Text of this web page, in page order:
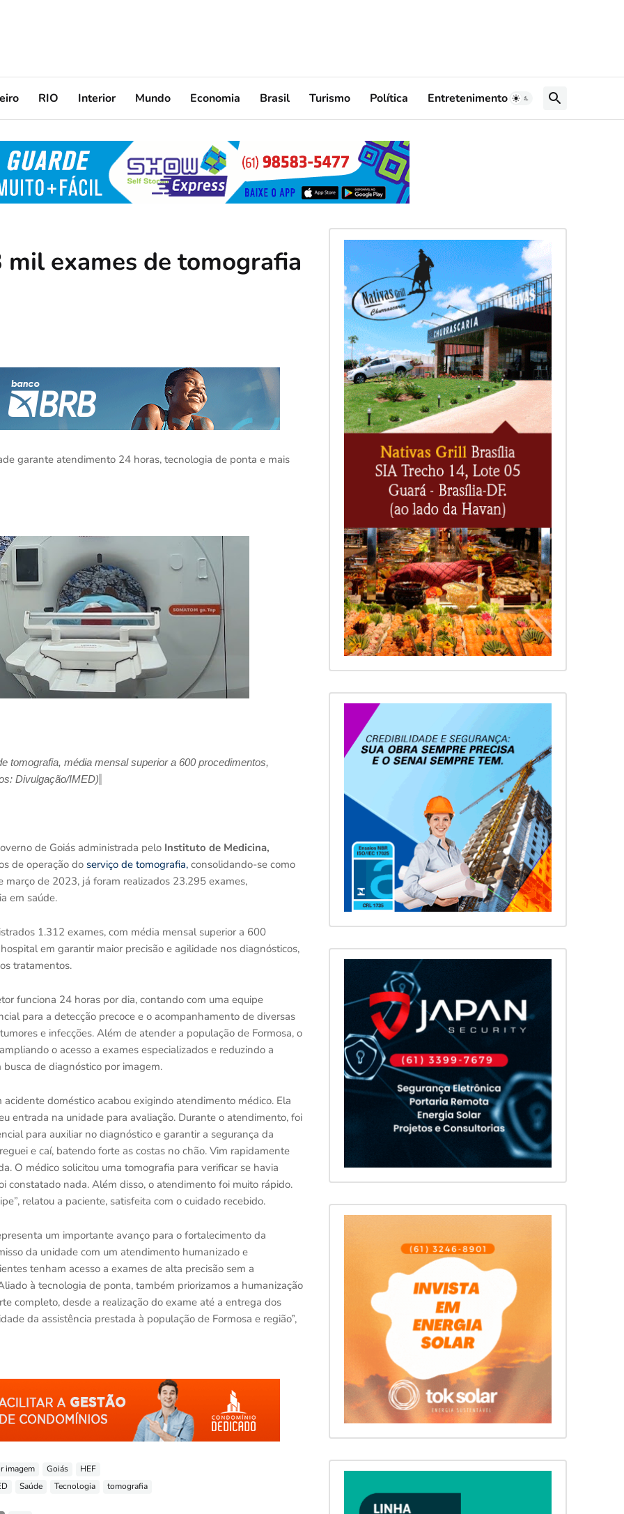
RIO Interior Mundo Economia Brasil Turismo Política Entretenimento
mil exames de tomografia
garante atendimento 24 horas, tecnologia de ponta e mais
tomografia, média mensal superior a 600 procedimentos,
s: Divulgação/IMED)
de Goiás administrada pelo Instituto de Medicina,
de operação do serviço de tomografia, consolidando-se como
de 2023, já foram realizados 23.295 exames,
em saúde.
1.312 exames, com média mensal superior a 600
em garantir maior precisão e agilidade nos diagnósticos,
tratamentos.
funciona 24 horas por dia, contando com uma equipe
para a detecção precoce e o acompanhamento de diversas
e infecções. Além de atender a população de Formosa, o
o acesso a exames especializados e reduzindo a
de diagnóstico por imagem.
doméstico acabou exigindo atendimento médico. Ela
entrada na unidade para avaliação. Durante o atendimento, foi
para auxiliar no diagnóstico e garantir a segurança da
e caí, batendo forte as costas no chão. Vim rapidamente
O médico solicitou uma tomografia para verificar se havia
constatado nada. Além disso, o atendimento foi muito rápido.
relatou a paciente, satisfeita com o cuidado recebido.
um importante avanço para o fortalecimento da
da unidade com um atendimento humanizado e
tenham acesso a exames de alta precisão sem a
à tecnologia de ponta, também priorizamos a humanização
completo, desde a realização do exame até a entrega dos
da assistência prestada à população de Formosa e região”,
imagem Goiás
HEF
Saúde Tecnologia tomografia